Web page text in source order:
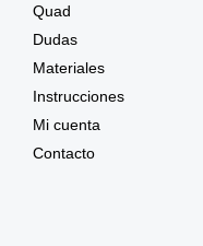
Quad
Dudas
Materiales
Instrucciones
Mi cuenta
Contacto